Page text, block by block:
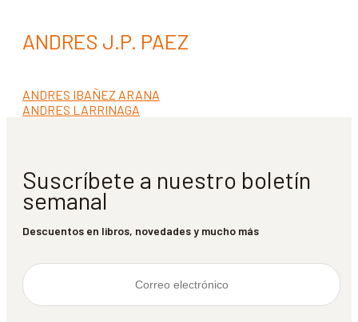
ANDRES J.P. PAEZ
Navegación
de
Anterior:
ANDRES IBAÑEZ ARANA
Siguiente:
ANDRES LARRINAGA
Suscríbete a nuestro boletín
semanal
Descuentos en libros, novedades y mucho más